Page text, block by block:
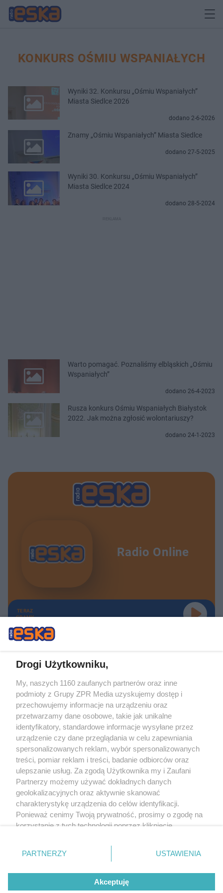
KONKURS OŚMIU WSPANIAŁYCH
Wyniki 32. Konkursu „Ośmiu Wspaniałych”
Miasta Siedlce 2026
dodano 2-6-2026
Znamy „Ośmiu Wspaniałych” Miasta Siedlce
dodano 27-5-2025
Wyniki 30. Konkursu „Ośmiu Wspaniałych”
Miasta Siedlce 2024
dodano 28-5-2024
Warto pomagać. Poznaliśmy elbląskich „Ośmiu
Wspaniałych”
dodano 26-4-2023
Rusza konkurs Ośmiu Wspaniałych Białystok
2022. Jak można zgłosić wolontariuszy?
dodano 24-1-2023
Radio Online
TERAZ
GRAMY
Żaden utwór zamieszczony w serwisie nie może być powielany i
rozpowszechniany lub dalej rozpowszechniany w jakikolwiek sposób (w
tym także elektroniczny lub mechaniczny) na jakimkolwiek polu
eksploatacji w jakiejkolwiek formie, włącznie z umieszczaniem w Internecie
bez pisemnej zgody właściciela praw. Jakiekolwiek użycie lub
wykorzystanie utworów w całości lub w części z naruszeniem prawa, tzn.
bez właściwej zgody, jest zabronione pod groźbą kary i może być ścigane
prawnie.
O nas
Drogi Użytkowniku,
My, naszych 1160 zaufanych partnerów oraz inne
podmioty z Grupy ZPR Media uzyskujemy dostęp i
przechowujemy informacje na urządzeniu oraz
przetwarzamy dane osobowe, takie jak unikalne
identyfikatory, standardowe informacje wysyłane przez
urządzenie czy dane przeglądania w celu zapewniania
spersonalizowanych reklam, wybór spersonalizowanych
treści, pomiar reklam i treści, badanie odbiorców oraz
ulepszanie usług. Za zgodą Użytkownika my i Zaufani
Partnerzy możemy używać dokładnych danych
geolokalizacyjnych oraz aktywnie skanować
charakterystykę urządzenia do celów identyfikacji.
Ponieważ cenimy Twoją prywatność, prosimy o zgodę na
korzystanie z tych technologii poprzez kliknięcie
zmienić/wycofać klikając przycisk ustawień prywatności
znajdujący się w lewym dolnym rogu strony
rodzaje przetwarzania danych nie wymagają zgody
użytkownika, ale masz prawo sprzeciwić się takiemu
PARTNERZY USTAWIENIA
Akceptuję